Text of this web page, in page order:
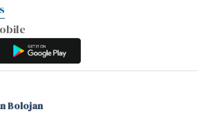
Bolojan